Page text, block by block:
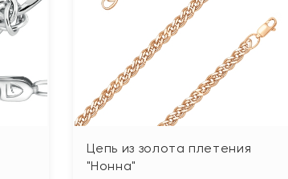
Цепь из золота плетения
"Нонна"